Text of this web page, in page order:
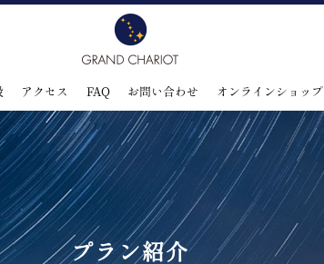
アクセス FAQ お問い合わせ オンラインショップ
プラン紹介